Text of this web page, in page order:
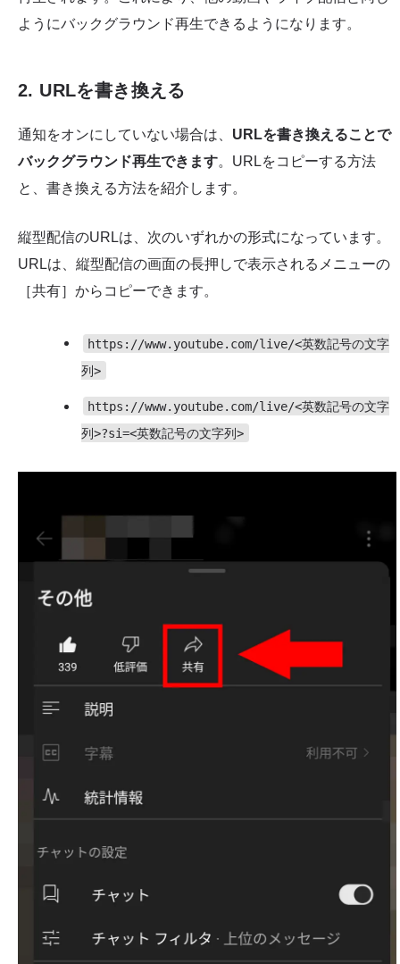
ようにバックグラウンド再生できるようになります。
2. URLを書き換える
通知をオンにしていない場合は、 URLを書き換えることで
バックグラウンド再生できます。URLをコピーする方法
と、書き換える方法を紹介します。
縦型配信のURLは、次のいずれかの形式になっています。
URLは、縦型配信の画面の長押しで表示されるメニューの
［共有］からコピーできます。
https://www.youtube.com/live/<英数記号の文字
列>
https://www.youtube.com/live/<英数記号の文字
列>?si=<英数記号の文字列>